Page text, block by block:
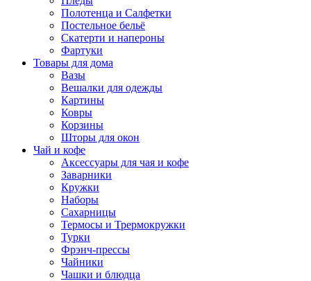
Полотенца и Салфетки
Постельное бельё
Скатерти и напероны
Фартуки
Товары для дома
Вазы
Вешалки для одежды
Картины
Ковры
Корзины
Шторы для окон
Чай и кофе
Аксессуары для чая и кофе
Заварники
Кружки
Наборы
Сахарницы
Термосы и Трермокружки
Турки
Фрэнч-прессы
Чайники
Чашки и блюдца